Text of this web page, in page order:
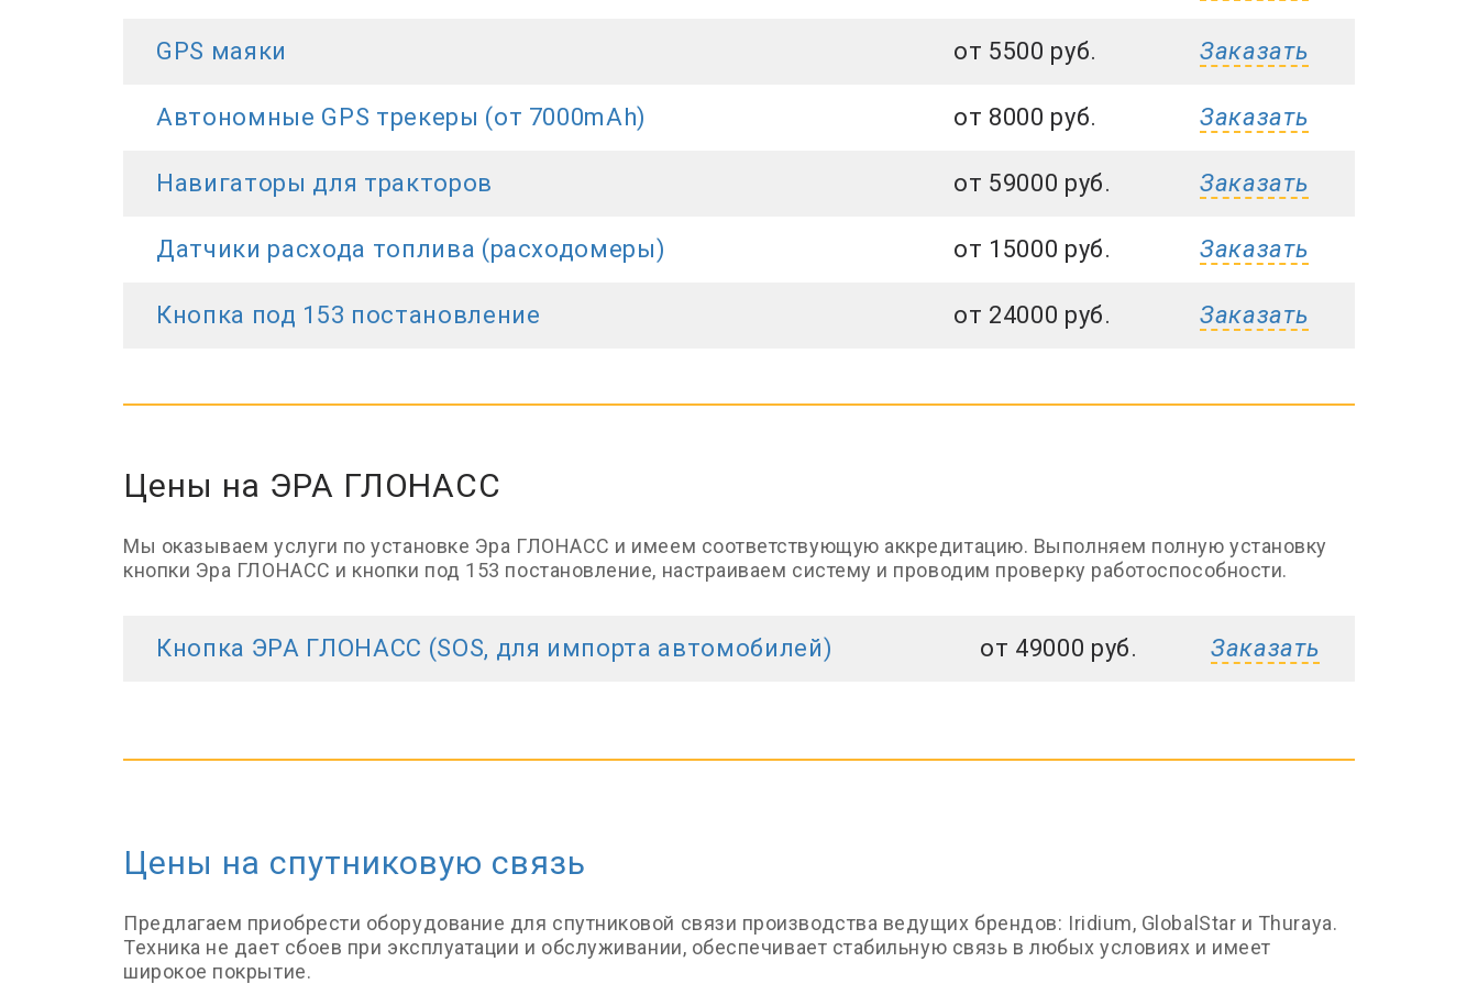
GPS маяки от 5500 руб. Заказать
Автономные GPS трекеры (от 7000mAh) от 8000 руб. Заказать
Навигаторы для тракторов от 59000 руб. Заказать
Датчики расхода топлива (расходомеры) от 15000 руб. Заказать
Кнопка под 153 постановление от 24000 руб. Заказать
Цены на ЭРА ГЛОНАСС
Мы оказываем услуги по установке Эра ГЛОНАСС и имеем соответствующую аккредитацию. Выполняем полную установку
кнопки Эра ГЛОНАСС и кнопки под 153 постановление, настраиваем систему и проводим проверку работоспособности.
Кнопка ЭРА ГЛОНАСС (SOS, для импорта автомобилей) от 49000 руб. Заказать
Цены на спутниковую связь
Предлагаем приобрести оборудование для спутниковой связи производства ведущих брендов: Iridium, GlobalStar и Thuraya.
Техника не дает сбоев при эксплуатации и обслуживании, обеспечивает стабильную связь в любых условиях и имеет
широкое покрытие.